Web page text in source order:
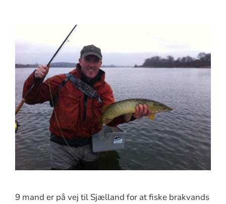
9 mand er på vej til Sjælland for at fiske brakvands